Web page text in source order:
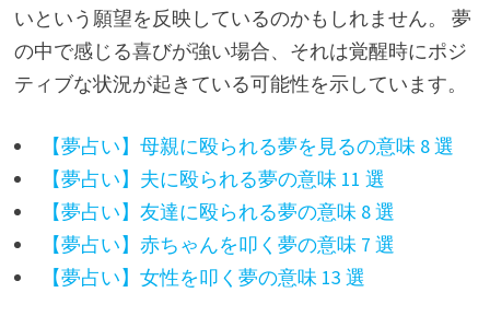
いという願望を反映しているのかもしれません。 夢
の中で感じる喜びが強い場合、それは覚醒時にポジ
ティブな状況が起きている可能性を示しています。
【夢占い】母親に殴られる夢を見るの意味 8 選
【夢占い】夫に殴られる夢の意味 11 選
【夢占い】友達に殴られる夢の意味 8 選
【夢占い】赤ちゃんを叩く夢の意味 7 選
【夢占い】女性を叩く夢の意味 13 選